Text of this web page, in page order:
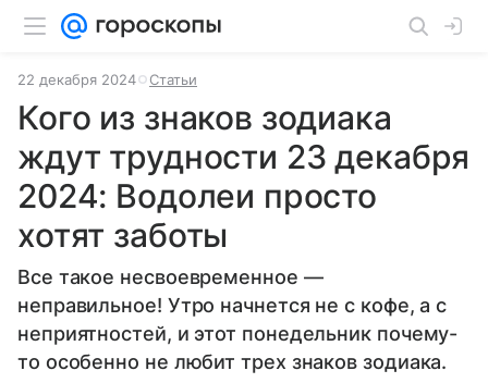
22 декабря 2024 Статьи
Кого из знаков зодиака
ждут трудности 23 декабря
2024: Водолеи просто
хотят заботы
Все такое несвоевременное —
неправильное! Утро начнется не с кофе, а с
неприятностей, и этот понедельник почему-
то особенно не любит трех знаков зодиака.